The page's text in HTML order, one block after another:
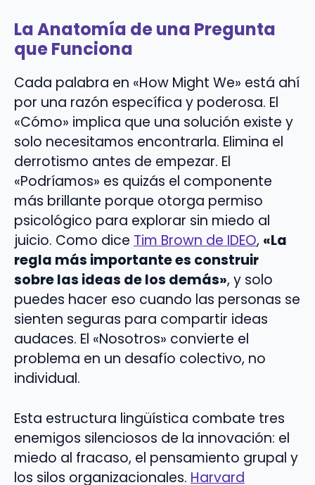
La Anatomía de una Pregunta
que Funciona
Cada palabra en «How Might We» está ahí
por una razón específica y poderosa. El
«Cómo» implica que una solución existe y
solo necesitamos encontrarla. Elimina el
derrotismo antes de empezar. El
«Podríamos» es quizás el componente
más brillante porque otorga permiso
psicológico para explorar sin miedo al
juicio. Como dice Tim Brown de IDEO, «La
regla más importante es construir
sobre las ideas de los demás», y solo
puedes hacer eso cuando las personas se
sienten seguras para compartir ideas
audaces. El «Nosotros» convierte el
problema en un desafío colectivo, no
individual.
Esta estructura lingüística combate tres
enemigos silenciosos de la innovación: el
miedo al fracaso, el pensamiento grupal y
los silos organizacionales. Harvard